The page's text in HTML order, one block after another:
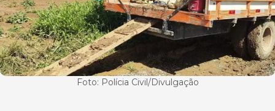
Foto: Polícia Civil/Divulgação